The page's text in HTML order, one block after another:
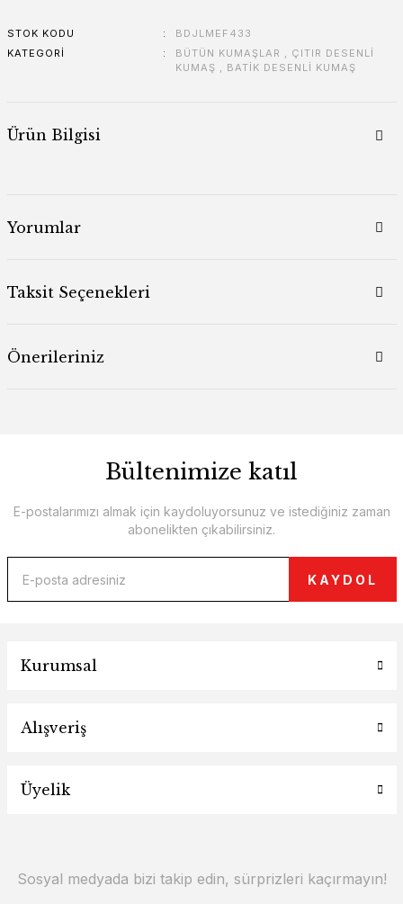
STOK KODU
BDJLMEF433
KATEGORI
BÜTÜN KUMAŞLAR , ÇITIR DESENLİ
KUMAŞ , BATİK DESENLİ KUMAŞ
Ürün Bilgisi
Yorumlar
Taksit Seçenekleri
Önerileriniz
Bültenimize katıl
E-postalarımızı almak için kaydoluyorsunuz ve istediğiniz zaman
abonelikten çıkabilirsiniz.
KAYDOL
Kurumsal
Alışveriş
Üyelik
Sosyal medyada bizi takip edin, sürprizleri kaçırmayın!